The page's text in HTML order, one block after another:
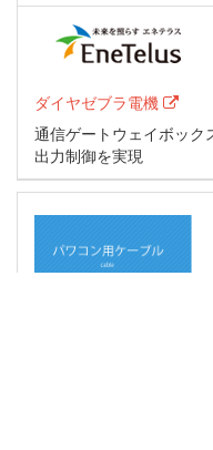
ダイヤゼブラ電機
通信ゲートウェイボック
出力制御を実現